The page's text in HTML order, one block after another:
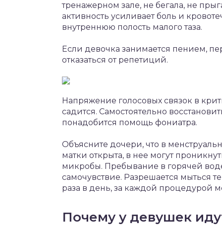
тренажерном зале, не бегала, не
активность усиливает боль и
внутреннюю полость малого таза.
Если девочка занимается пением,
отказаться от репетиций.
Напряжение голосовых связок в
садится. Самостоятельно
понадобится помощь фониатра.
Объясните дочери, что в
матки открыта, в нее могут
микробы. Пребывание в горячей
самочувствие. Разрешается мыться
раза в день, за каждой процедурой
Почему у девушек